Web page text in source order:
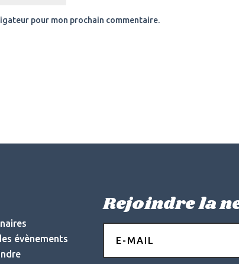
pour mon prochain commentaire.
évènements
Rejoindre la